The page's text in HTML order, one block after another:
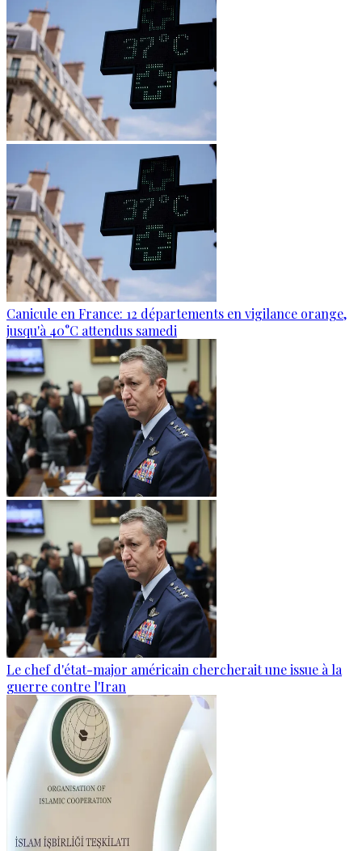
Canicule en France: 12 départements en vigilance orange,
jusqu'à 40°C attendus samedi
Le chef d'état-major américain chercherait une issue à la
guerre contre l'Iran